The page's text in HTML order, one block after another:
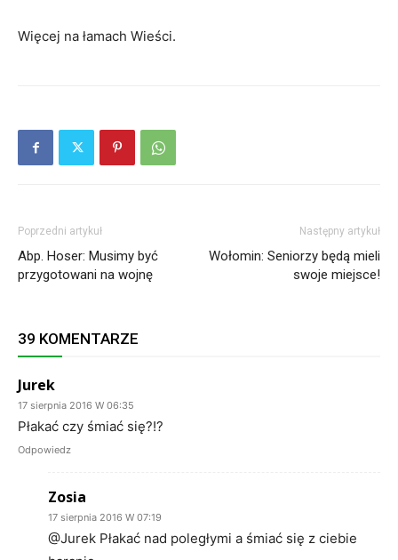
Więcej na łamach Wieści.
Poprzedni artykuł
Abp. Hoser: Musimy być
przygotowani na wojnę
Następny artykuł
Wołomin: Seniorzy będą mieli
swoje miejsce!
39 KOMENTARZE
Jurek
17 sierpnia 2016 W 06:35
Płakać czy śmiać się?!?
Odpowiedz
Zosia
17 sierpnia 2016 W 07:19
@Jurek Płakać nad poległymi a śmiać się z ciebie